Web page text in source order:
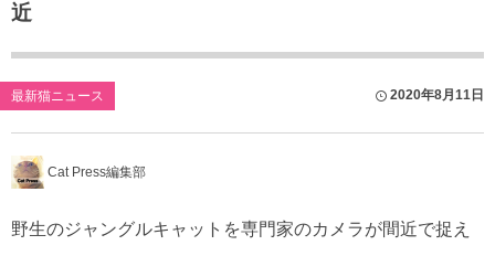
近
最新猫ニュース 2020年8月11日
Cat Press編集部
野生のジャングルキャットを専門家のカメラが間近で捉え